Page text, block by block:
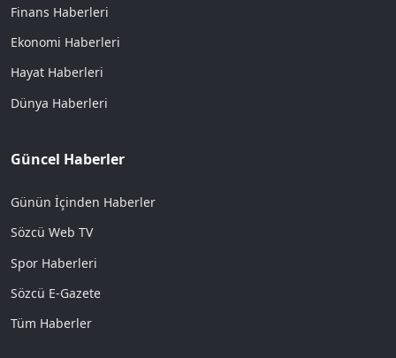
Finans Haberleri
Ekonomi Haberleri
Hayat Haberleri
Dünya Haberleri
Güncel Haberler
Günün İçinden Haberler
Sözcü Web TV
Spor Haberleri
Sözcü E-Gazete
Tüm Haberler